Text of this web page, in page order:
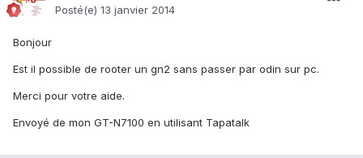
Posté(e) 13 janvier 2014
Bonjour
Est il possible de rooter un gn2 sans passer par odin sur pc.
Merci pour votre aide.
Envoyé de mon GT-N7100 en utilisant Tapatalk